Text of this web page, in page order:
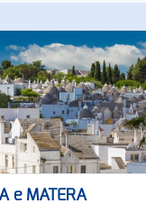
e MATERA